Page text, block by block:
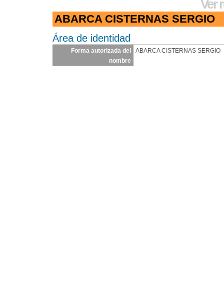
Ver
ABARCA CISTERNAS SERGIO
Área de identidad
Forma autorizada del
nombre
ABARCA CISTERNAS SERGIO